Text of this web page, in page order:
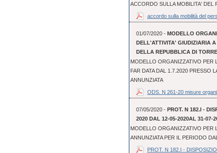
ACCORDO SULLA MOBILITA' DEL
accordo sulla mobilità del
01/07/2020 - MODELLO
DELL'ATTIVITA' GIUDIZIARIA
DELLA REPUBBLICA DI
MODELLO ORGANIZZATIVO PER
FAR DATA DAL 1.7.2020 PRESSO
ANNUNZIATA
ODS. N 261-20 misure
07/05/2020 - PROT. N 182.I -
2020 DAL 12-05-2020AL 31-07-
MODELLO ORGANIZZATIVO PER
ANNUNZIATA PER IL PERIODO
PROT. N 182.I -